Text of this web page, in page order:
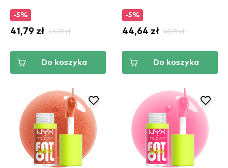
-5%
41,79 zł 43,99 zł
Do koszyka
-5%
44,64 zł 46,99 zł
Do koszyka